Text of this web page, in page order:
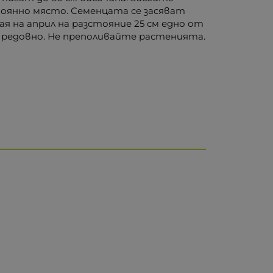
място. Семенцата се засяват
на април на разстояние 25 см едно от
Не преполивайте растенията.